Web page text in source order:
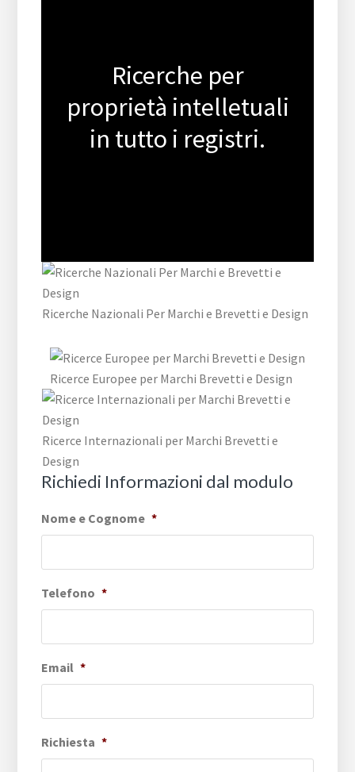
Ricerche per
proprietà intelletuali
in tutto i registri.
Ricerche Nazionali Per Marchi e Brevetti e Design
Ricerce Europee per Marchi Brevetti e Design
Ricerce Internazionali per Marchi Brevetti e
Design
Richiedi Informazioni dal modulo
Nome e Cognome *
Telefono *
Email *
Richiesta *